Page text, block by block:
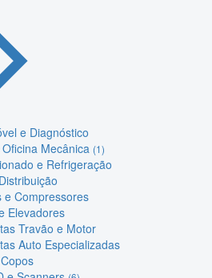
e Diagnóstico
Mecânica (1)
e Refrigeração
e Compressores
Elevadores
Travão e Motor
Auto Especializadas